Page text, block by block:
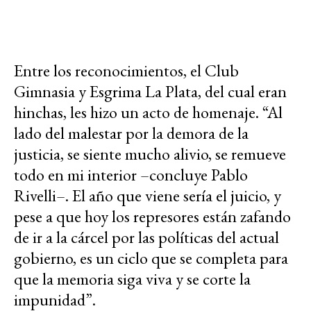
Entre los reconocimientos, el Club
Gimnasia y Esgrima La Plata, del cual eran
hinchas, les hizo un acto de homenaje. “Al
lado del malestar por la demora de la
justicia, se siente mucho alivio, se remueve
todo en mi interior –concluye Pablo
Rivelli–. El año que viene sería el juicio, y
pese a que hoy los represores están zafando
de ir a la cárcel por las políticas del actual
gobierno, es un ciclo que se completa para
que la memoria siga viva y se corte la
impunidad”.